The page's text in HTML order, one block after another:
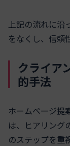
上記の流れに
をなくし、信頼
クライア
的手法
ホームページ提
は、ヒアリング
のステップを重